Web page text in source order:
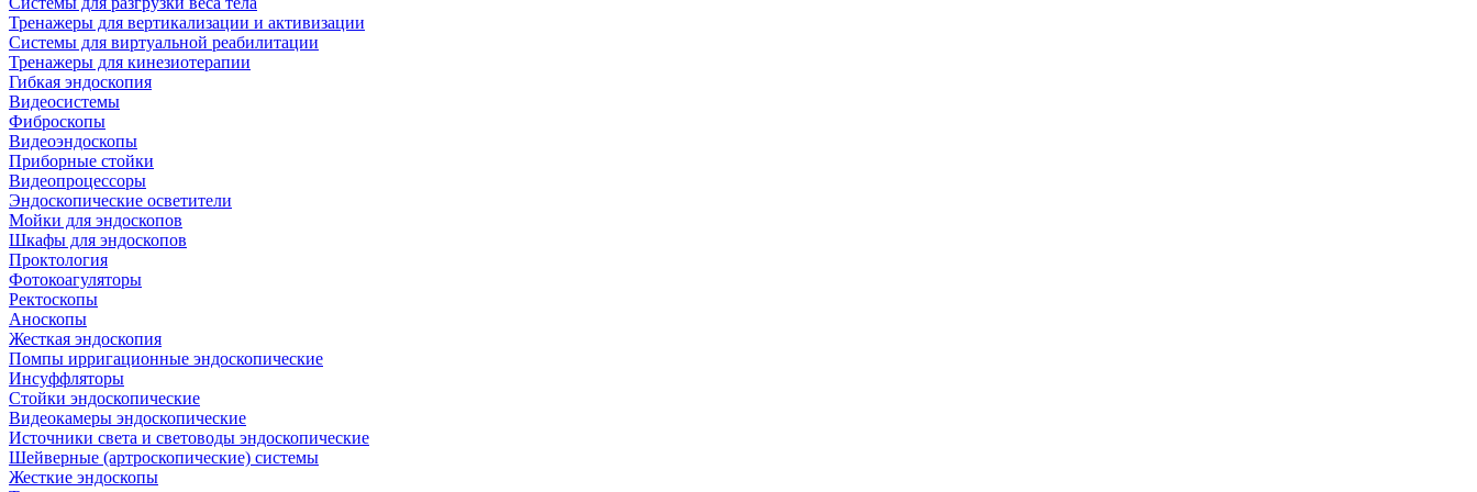
Тренажеры для вертикализации и активизации
Системы для виртуальной реабилитации
Тренажеры для кинезиотерапии
Гибкая эндоскопия
Видеосистемы
Фиброскопы
Видеоэндоскопы
Приборные стойки
Видеопроцессоры
Эндоскопические осветители
Мойки для эндоскопов
Шкафы для эндоскопов
Проктология
Фотокоагуляторы
Ректоскопы
Аноскопы
Жесткая эндоскопия
Помпы ирригационные эндоскопические
Инсуффляторы
Стойки эндоскопические
Видеокамеры эндоскопические
Источники света и световоды эндоскопические
Шейверные (артроскопические) системы
Жесткие эндоскопы